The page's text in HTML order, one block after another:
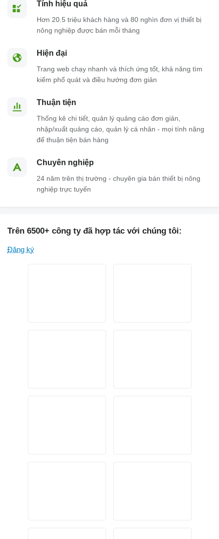
Tính hiệu quả
Hơn 20.5 triệu khách hàng và 80 nghìn đơn vị thiết bị
nông nghiệp được bán mỗi tháng
Hiện đại
Trang web chạy nhanh và thích ứng tốt, khả năng tìm
kiếm phổ quát và điều hướng đơn giản
Thuận tiện
Thống kê chi tiết, quản lý quảng cáo đơn giản,
nhập/xuất quảng cáo, quản lý cá nhân - mọi tính năng
để thuận tiện bán hàng
Chuyên nghiệp
24 năm trên thị trường - chuyên gia bán thiết bị nông
nghiệp trực tuyến
Trên 6500+ công ty đã hợp tác với chúng tôi:
Đăng ký